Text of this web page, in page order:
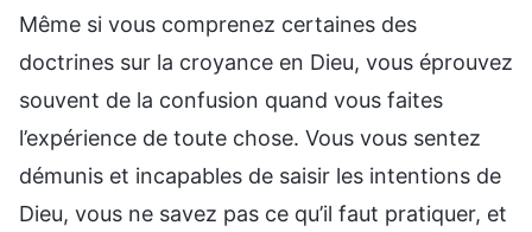
Même si vous comprenez certaines des
doctrines sur la croyance en Dieu, vous éprouvez
souvent de la confusion quand vous faites
l’expérience de toute chose. Vous vous sentez
démunis et incapables de saisir les intentions de
Dieu, vous ne savez pas ce qu’il faut pratiquer, et